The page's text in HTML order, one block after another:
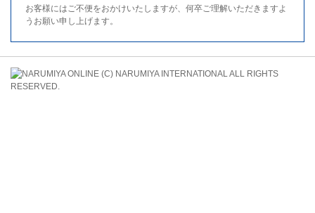
お客様にはご不便をおかけいたしますが、何卒ご理解いただきますよ
うお願い申し上げます。